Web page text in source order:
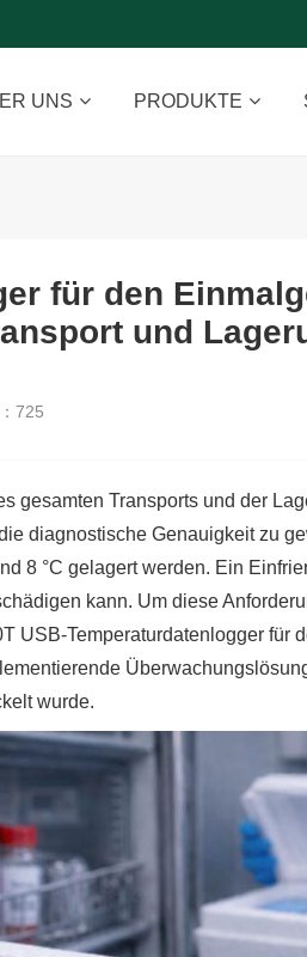
UNS PRODUKTE
für den
und
725
gesamten Transports und der
diagnostische Genauigkeit zu
8 °C gelagert werden. Ein
kann. Um diese
USB-Temperaturdatenlogger für
wurde.